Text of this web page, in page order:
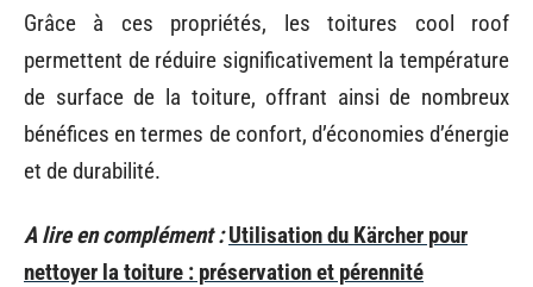
Grâce à ces propriétés, les toitures cool roof
permettent de réduire significativement la température
de surface de la toiture, offrant ainsi de nombreux
bénéfices en termes de confort, d’économies d’énergie
et de durabilité.
A lire en complément : Utilisation du Kärcher pour
nettoyer la toiture : préservation et pérennité